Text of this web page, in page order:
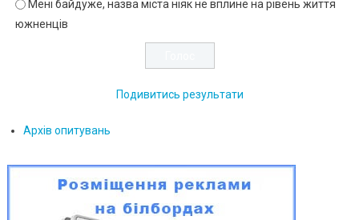
Мені байдуже, назва міста ніяк не вплине на рівень життя
южненців
Подивитись результати
Архів опитувань